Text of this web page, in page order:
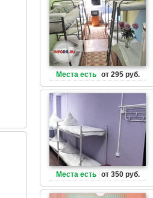
Места есть от 295 руб.
Места есть от 350 руб.